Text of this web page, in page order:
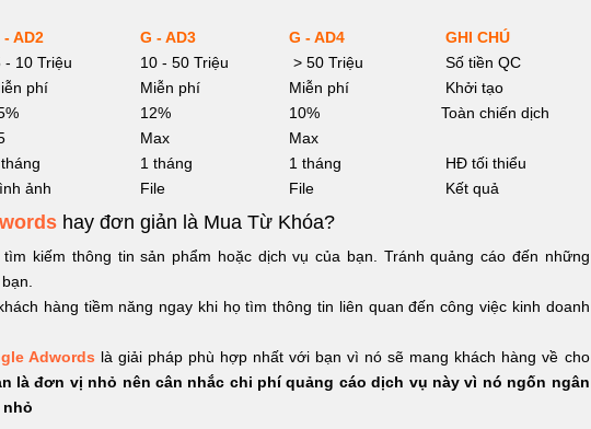
- AD2 G - AD3 G - AD4
GHI CHÚ
- 10 Triệu 10 - 50 Triệu > 50 Triệu
Số tiền QC
phí Miễn phí Miễn phí
Khởi tạo
12% 10%
Toàn chiến dịch
Max
Max
1 tháng 1 tháng
HĐ tối thiểu
ảnh File File Kết quả
hay đơn giản là Mua Từ Khóa?
kiếm thông tin sản phẩm hoặc dịch vụ của bạn. Tránh quảng cáo đến những
hàng tiềm năng ngay khi họ tìm thông tin liên quan đến công việc kinh doanh
Adwords là giải pháp phù hợp nhất với bạn vì nó sẽ mang khách hàng về cho
là đơn vị nhỏ nên cân nhắc chi phí quảng cáo dịch vụ này vì nó ngốn ngân
nhỏ